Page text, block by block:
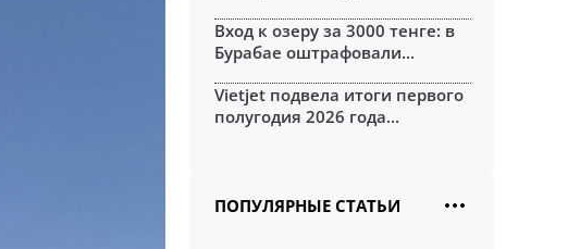
Вход к озеру за 3000 тенге: в
Бурабае оштрафовали...
Vietjet подвела итоги первого
полугодия 2026 года...
ПОПУЛЯРНЫЕ СТАТЬИ